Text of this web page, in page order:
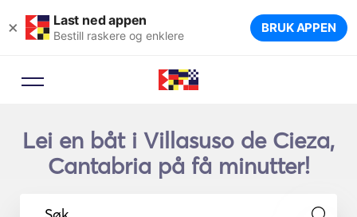
× Last ned appen
Bestill raskere og enklere BRUK APPEN
Lei en båt i Villasuso de Cieza,
Cantabria på få minutter!